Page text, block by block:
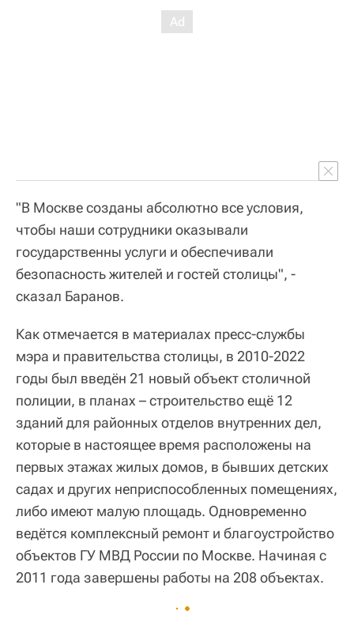
"В Москве созданы абсолютно все условия,
чтобы наши сотрудники оказывали
государственны услуги и обеспечивали
безопасность жителей и гостей столицы", -
сказал Баранов.
Как отмечается в материалах пресс-службы
мэра и правительства столицы, в 2010-2022
годы был введён 21 новый объект столичной
полиции, в планах – строительство ещё 12
зданий для районных отделов внутренних дел,
которые в настоящее время расположены на
первых этажах жилых домов, в бывших детских
садах и других неприспособленных помещениях,
либо имеют малую площадь. Одновременно
ведётся комплексный ремонт и благоустройство
объектов ГУ МВД России по Москве. Начиная с
2011 года завершены работы на 208 объектах.